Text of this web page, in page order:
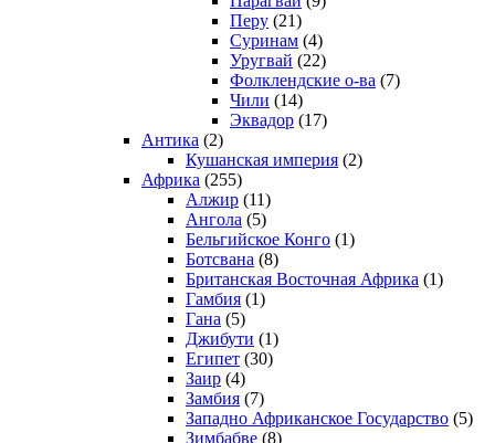
Перу (21)
Суринам (4)
Уругвай (22)
Фолклендские о-ва (7)
Чили (14)
Эквадор (17)
Антика (2)
Кушанская империя (2)
Африка (255)
Алжир (11)
Ангола (5)
Бельгийское Конго (1)
Ботсвана (8)
Британская Восточная Африка (1)
Гамбия (1)
Гана (5)
Джибути (1)
Египет (30)
Заир (4)
Замбия (7)
Западно Африканское Государство (5)
Зимбабве (8)